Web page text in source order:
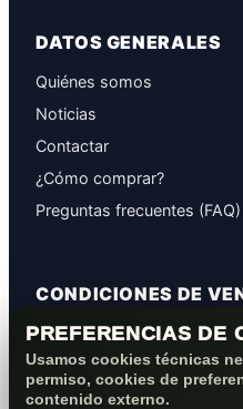
PREFERENCIAS DE
Usamos cookies técnicas
permiso, cookies de
contenido externo.
DATOS GENERALES
Quiénes somos
Noticias
Contactar
¿Cómo comprar?
Preguntas frecuentes (FAQ)
CONDICIONES DE
GARANTÍAS
PROTECCIÓN DE DATOS
COOKIES+PRIVACIDAD